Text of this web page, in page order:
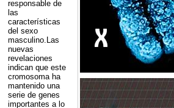
responsable de
las
características
del sexo
masculino.Las
nuevas
revelaciones
indican que este
cromosoma ha
mantenido una
serie de genes
importantes a lo